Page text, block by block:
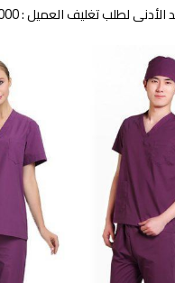
الأدنى لطلب تغليف العميل : 4000 قطعة)